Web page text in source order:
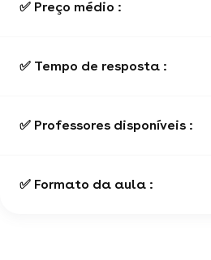
✅ Preço médio :
✅ Tempo de resposta :
✅ Professores disponíveis :
✅ Formato da aula :